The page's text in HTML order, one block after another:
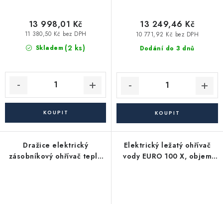
Skladem (2 ks)
11 380,50 Kč bez DPH
13 998,01 Kč
Dodání do 3 dnů
10 771,92 Kč bez DPH
13 249,46 Kč
Dražice elektrický
zásobníkový ohřívač teplé
Elektrický ležatý ohřívač
vody EURO 100 X, objem